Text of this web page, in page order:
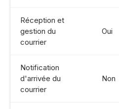
Réception et
gestion du
courrier
Oui
Notification
d'arrivée du
courrier
Non